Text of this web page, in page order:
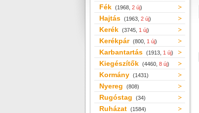
Fék (1968, 2 új)
Hajtás (1963, 2 új)
Kerék (3745, 1 új)
Kerékpár (800, 1 új)
Karbantartás (1913, 1 új)
Kiegészítők (4460, 8 új)
Kormány (1431)
Nyereg (808)
Rugóstag (34)
Ruházat (1584)